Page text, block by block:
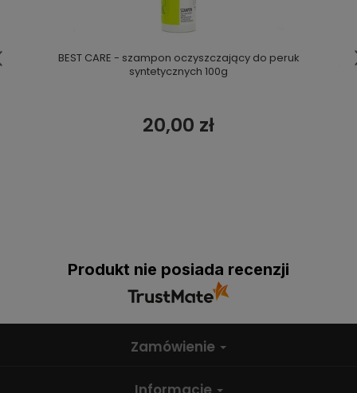
BEST CARE - szampon oczyszczający do peruk
syntetycznych 100g
20,00 zł
Produkt nie posiada recenzji
Zamówienie